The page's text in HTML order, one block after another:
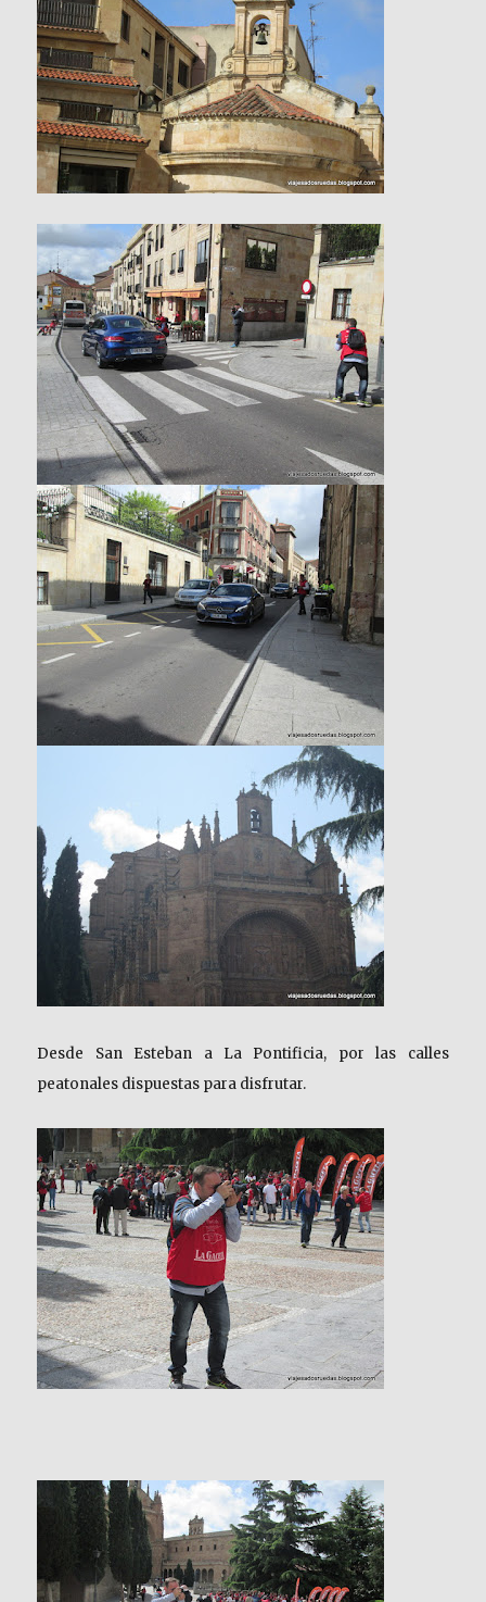
Desde San Esteban a La Pontificia, por las calles
peatonales dispuestas para disfrutar.